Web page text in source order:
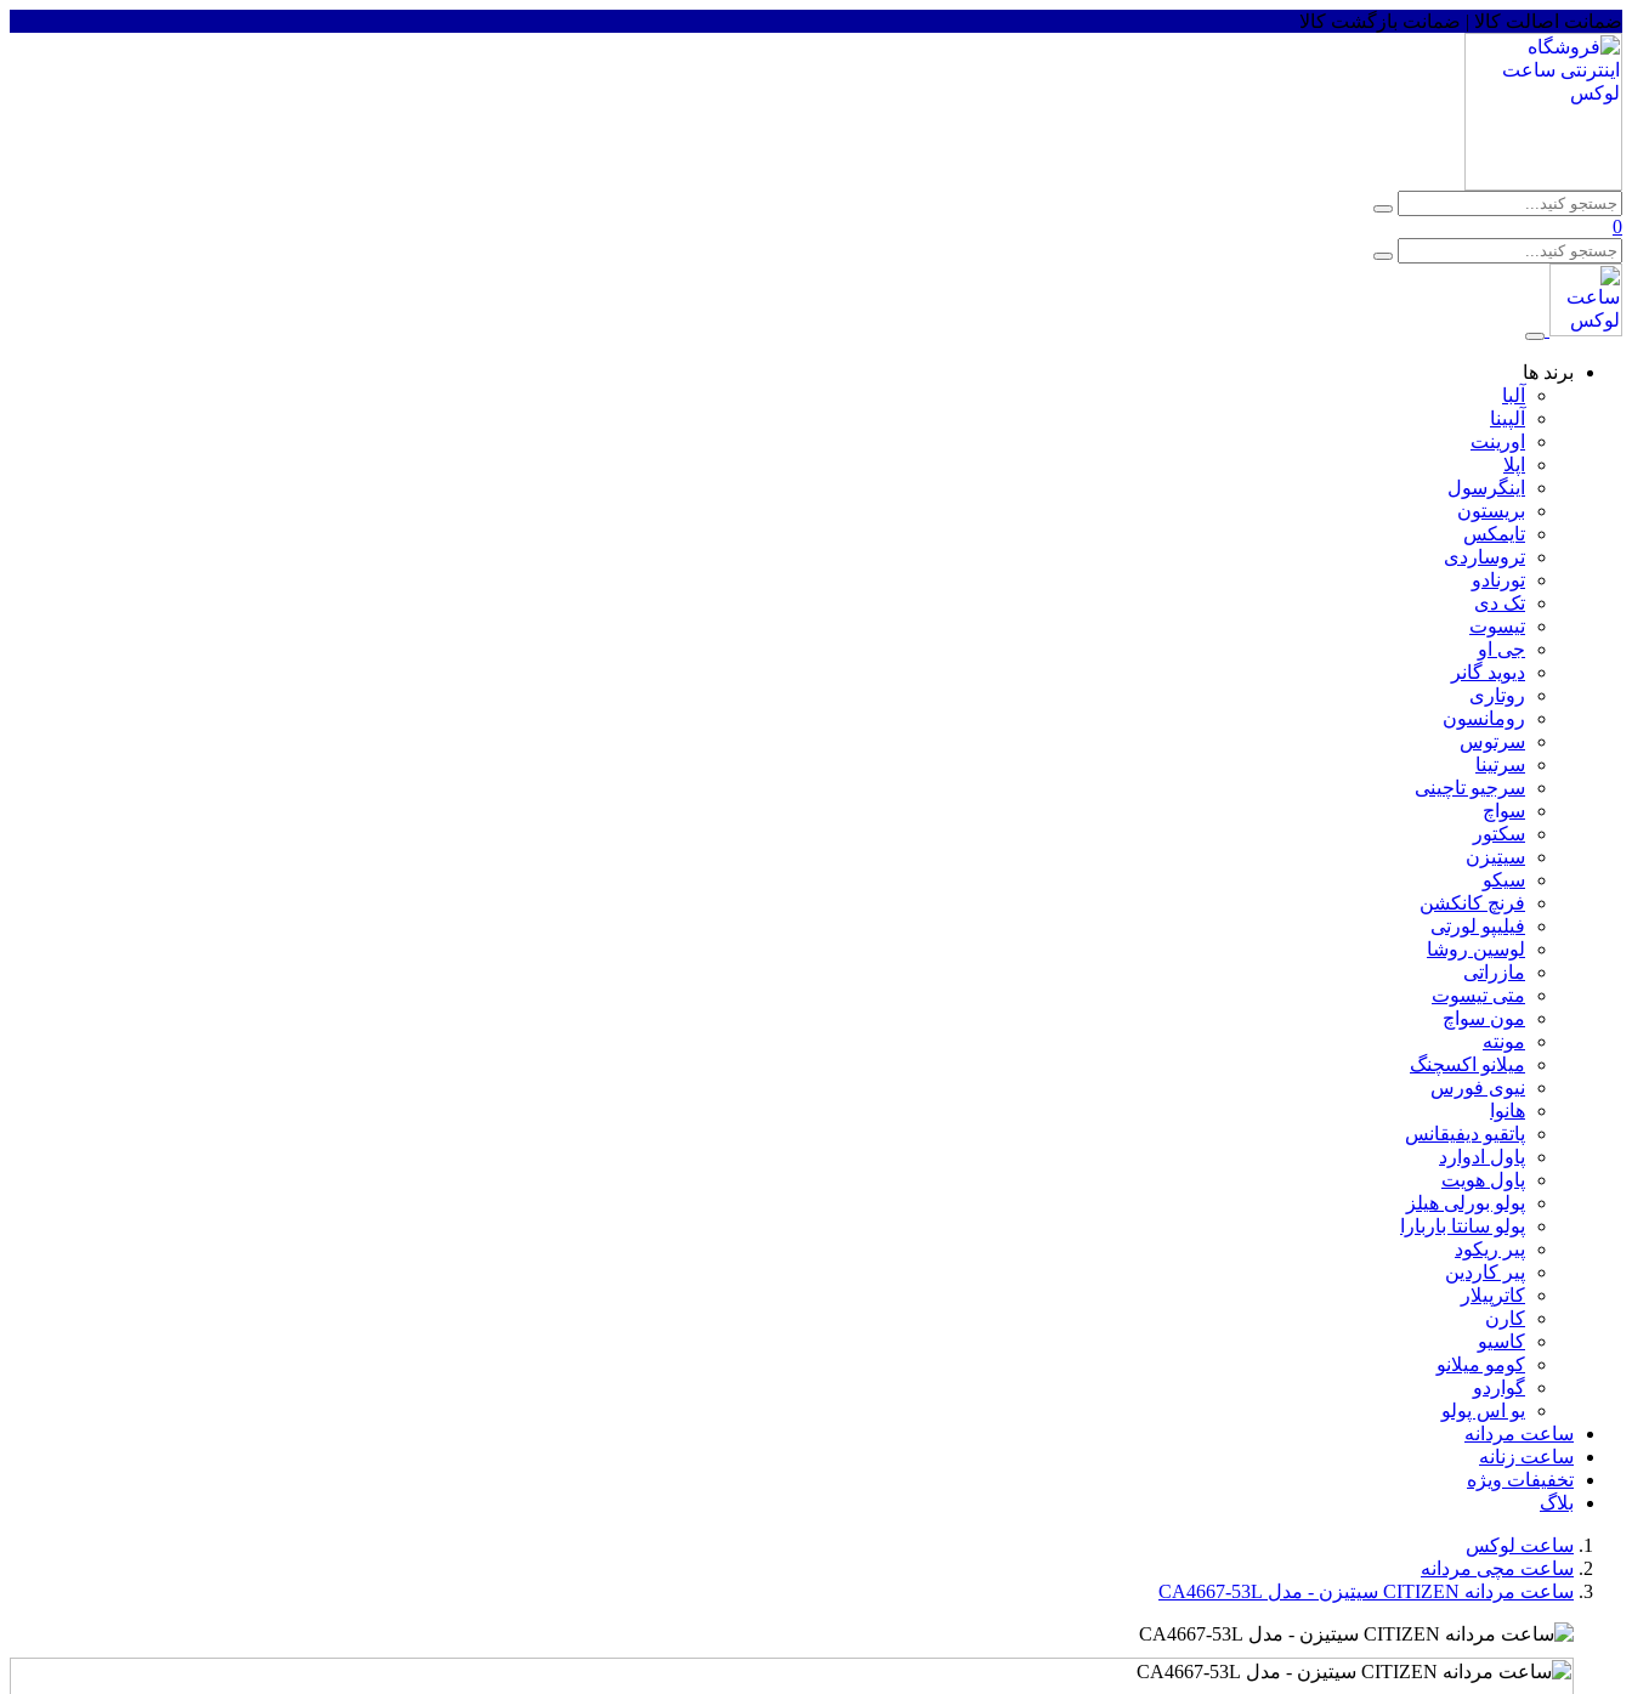
ضمانت اصالت کالا | ضمانت بازگشت کالا
0
برند ها
آلبا
آلپینا
اورینت
اپلا
اینگرسول
بریستون
تایمکس
تروساردی
تورنادو
تک دی
تیسوت
جی او
دیوید گانر
روتاری
رومانسون
سرتوس
سرتینا
سرجیو تاچینی
سواچ
سکتور
سیتیزن
سیکو
فرنچ کانکشن
فیلیپو لورتی
لوسین روشا
مازراتی
متی تیسوت
مون سواچ
مونته
میلانو اکسچنگ
نیوی فورس
هانوا
پاتقیو دیفیقانس
پاول ادوارد
پاول هویت
پولو بورلی هیلز
پولو سانتا باربارا
پیر ریکود
پیر کاردین
کاترپیلار
کارن
کاسیو
کومو میلانو
گواردو
یو اس پولو
ساعت مردانه
ساعت زنانه
تخفیفات ویژه
بلاگ
ساعت لوکس
ساعت مچی مردانه
ساعت مردانه CITIZEN سیتیزن - مدل CA4667-53L